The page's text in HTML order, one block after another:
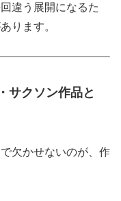
違う展開になるた
ります。
サクソン作品と
欠かせないのが、作